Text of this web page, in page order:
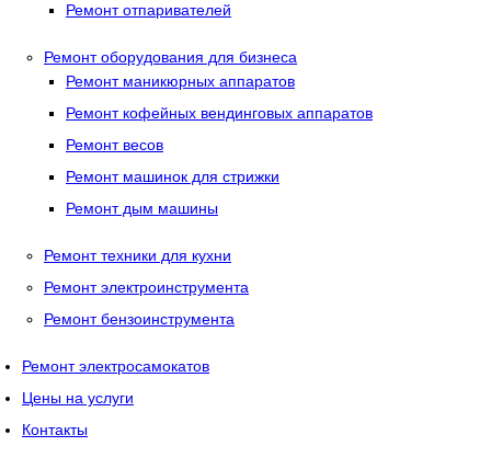
Ремонт отпаривателей
Ремонт оборудования для бизнеса
Ремонт маникюрных аппаратов
Ремонт кофейных вендинговых аппаратов
Ремонт весов
Ремонт машинок для стрижки
Ремонт дым машины
Ремонт техники для кухни
Ремонт электроинструмента
Ремонт бензоинструмента
Ремонт электросамокатов
Цены на услуги
Контакты